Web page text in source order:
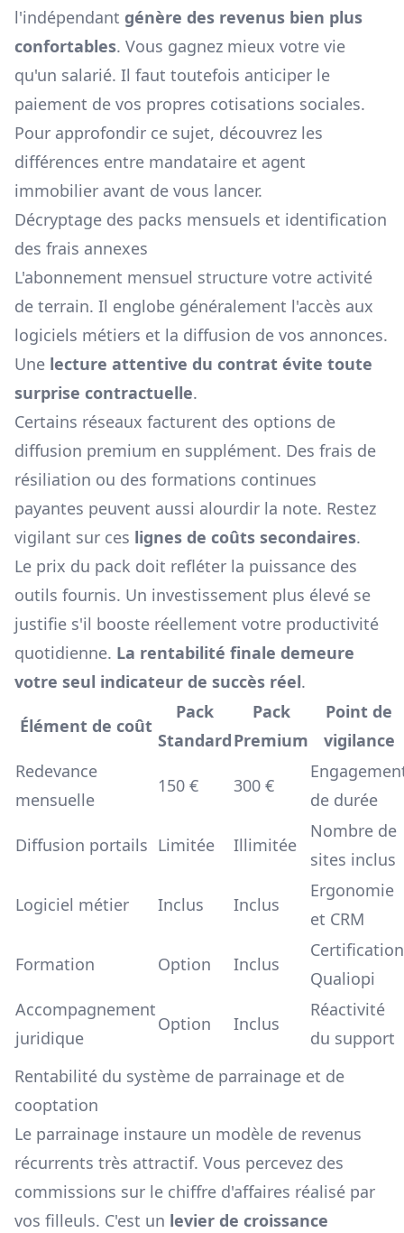
l'indépendant génère des revenus bien plus
confortables. Vous gagnez mieux votre vie
qu'un salarié. Il faut toutefois anticiper le
paiement de vos propres cotisations sociales.
Pour approfondir ce sujet, découvrez les
différences entre mandataire et agent
immobilier avant de vous lancer.
Décryptage des packs mensuels et identification
des frais annexes
L'abonnement mensuel structure votre activité
de terrain. Il englobe généralement l'accès aux
logiciels métiers et la diffusion de vos annonces.
Une lecture attentive du contrat évite toute
surprise contractuelle.
Certains réseaux facturent des options de
diffusion premium en supplément. Des frais de
résiliation ou des formations continues
payantes peuvent aussi alourdir la note. Restez
vigilant sur ces lignes de coûts secondaires.
Le prix du pack doit refléter la puissance des
outils fournis. Un investissement plus élevé se
justifie s'il booste réellement votre productivité
quotidienne. La rentabilité finale demeure
votre seul indicateur de succès réel.
Élément de coût
Pack
Standard
Pack
Premium
Point de
vigilance
Redevance
mensuelle
150 € 300 €
de durée
Diffusion portails Limitée Illimitée
Nombre de
sites inclus
Logiciel métier Inclus Inclus
Ergonomie
et CRM
Formation Option Inclus
Certification
Qualiopi
Accompagnement
juridique
Option Inclus
Réactivité
du support
Rentabilité du système de parrainage et de
cooptation
Le parrainage instaure un modèle de revenus
récurrents très attractif. Vous percevez des
commissions sur le chiffre d'affaires réalisé par
vos filleuls. C'est un levier de croissance